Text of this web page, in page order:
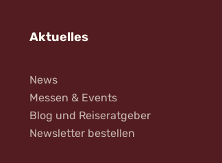
Aktuelles
News
Messen & Events
Blog und Reiseratgeber
Newsletter bestellen